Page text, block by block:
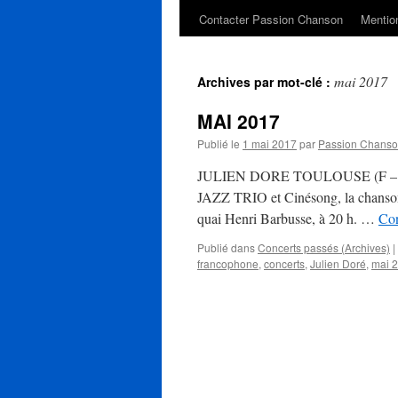
Contacter Passion Chanson
Archives par mot-clé : mai 2017
MAI 2017
Publié le 1 mai 2017par Passion
JULIEN DORE TOULOUSE (F –
JAZZ TRIO et Cinésong, la
quai Henri Barbusse, à 20 h. …
Publié dansConcerts passés (Archives) |
francophone, concerts, Julien Doré, mai